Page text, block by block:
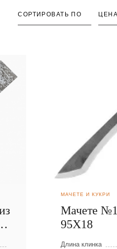
СОРТИРОВАТЬ ПО ЦЕНА
МАЧЕТЕ И КУКРИ
Мачете №1
95Х18
Длина клинка